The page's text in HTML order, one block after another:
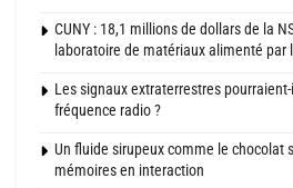
CUNY : 18,1 millions de dollars de la
laboratoire de matériaux alimenté par
Les signaux extraterrestres
fréquence radio ?
Un fluide sirupeux comme le chocolat
mémoires en interaction